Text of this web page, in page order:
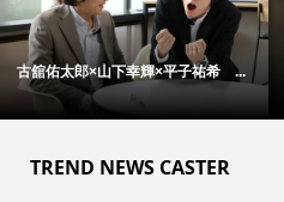
古舘佑太郎×山下幸輝×平子祐希 ...
TREND NEWS CASTER